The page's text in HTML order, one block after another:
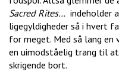
Sacred Rites… indeholder
ligegyldigheder så i hvert
for meget. Med så lang en
en uimodståelig trang til
skrigende bort.